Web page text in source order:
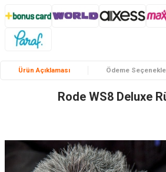
Ürün Açıklaması Ödeme
Rode WS8 Deluxe